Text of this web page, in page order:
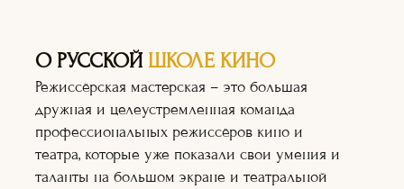
О РУССКОЙ ШКОЛЕ КИНО
Режиссёрская мастерская – это большая
дружная и целеустремленная команда
профессиональных режиссёров кино и
театра, которые уже показали свои умения и
таланты на большом экране и театральной